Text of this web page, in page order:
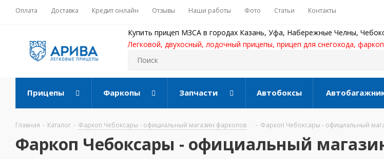
Оплата Доставка Кредит онлайн Отзывы Наши работы Фото Статьи Контакты
Купить прицеп МЗСА в городах Казань, Уфа, Набережные Челны,
Легковой, двухосный, лодочный прицепы, прицеп для снегохода,
Прицепы Фаркопы Запчасти Автобоксы
Главная - Каталог - Фаркоп Чебоксары - официальный магазин фаркопов - Фаркоп Чебоксары - официальный
Фаркоп Чебоксары - официальный